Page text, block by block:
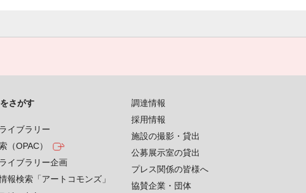
さがす
イブラリー
（OPAC）
イブラリー企画
報検索「アートコモンズ」
調達情報
採用情報
施設の撮影・貸出
公募展示室の貸出
プレス関係の皆様へ
協賛企業・団体